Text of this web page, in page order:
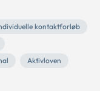
kontaktforløb
Aktivloven